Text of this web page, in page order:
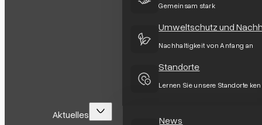
Gemeinsam stark
Umweltschutz und
Nachhaltigkeit von Anfang an
Standorte
Lernen Sie unsere Standorte
Aktuelles News